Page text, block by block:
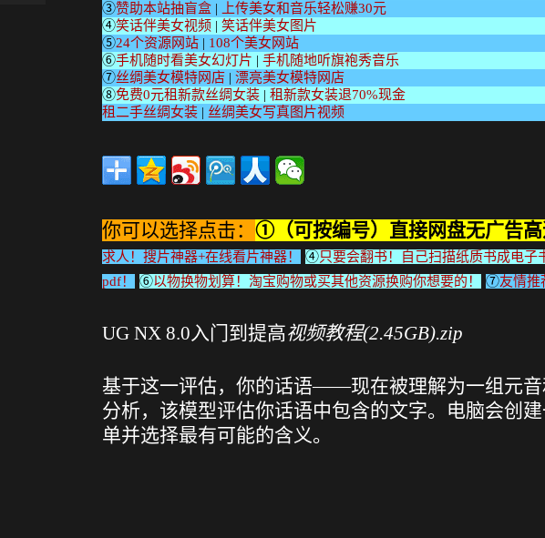
③赞助本站抽盲盒 | 上传美女和音乐轻松赚30元
④笑话伴美女视频 | 笑话伴美女图片
⑤24个资源网站 | 108个美女网站
⑥手机随时看美女幻灯片 | 手机随地听旗袍秀音乐
⑦丝绸美女模特网店 | 漂亮美女模特网店
⑧免费0元租新款丝绸女装 | 租新款女装退70%现金
租二手丝绸女装 | 丝绸美女写真图片视频
你可以选择点击： ①（可按编号）直接网盘无广告
求人！搜片神器+在线看片神器！
④只要会翻书！自己扫描纸质书成电子
pdf！
⑥以物换物划算！淘宝购物或买其他资源换购你想要的！ ⑦友情推
UG NX 8.0入门到提高视频教程(2.45GB).zip
基于这一评估，你的话语——现在被理解为一组元
分析，该模型评估你话语中包含的文字。电脑会创
单并选择最有可能的含义。